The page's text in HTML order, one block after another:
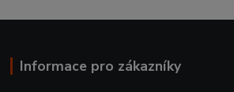
Informace pro zákazníky